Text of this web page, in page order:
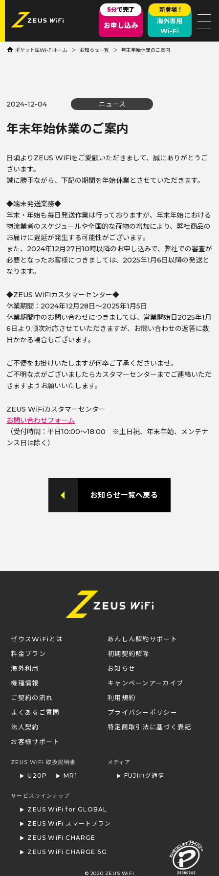
5分で完了
お申し込み
新登場！
海外専用
Wi-Fi
ポケット型Wi-Fiホーム お知らせ一覧 年末年始休業のご案内
2024-12-04 ニュース
年末年始休業のご案内
日頃よりZEUS WiFiをご愛顧いただきまして、誠にありがとうご
ざいます。
誠に勝手ながら、下記の期間を年始休業とさせていただきます。
◆端末発送業務◆
年末・年始も毎日発送作業は行っておりますが、年末年始における
物流業者のスケジュールや全国的な荷物の増加により、弊社商品の
お届けに遅延が発生する可能性がございます。
また、2024年12月27日10時以降のお申し込みで、弊社での審査が
必要となったお客様につきましては、2025年1月6日以降の発送と
なります。
◆ZEUS WiFiカスタマーセンター◆
休業期間：2024年12月28日～2025年1月5日
休業期間中のお問い合わせにつきましては、営業開始日2025年1月
6日より順次対応させていただきますが、お問い合わせの返答に数
日かかる場合もございます。
ご不便をお掛けいたしますが何卒ご了承くださいませ。
ご不明な点がございましたらカスタマーセンターまでご連絡いただ
きますようお願いいたします。
ZEUS WiFiカスタマーセンター
お問い合わせフォーム
（受付時間：平日10:00～18:00 ※土日祝、年末年始、メンテナ
ンス日は除く）
お知らせ一覧へ戻る
ゼウスWiFiとは
料金プラン
海外利用
機種情報
ご契約の流れ
よくあるご質問
法人契約
お客様サポート
あんしん解約サポート
初期契約解除
お知らせ
キャンペーンアーカイブ
利用規約
プライバシーポリシー
特定商取引法に基づく表記
ZEUS WiFi 取扱説明書
U20P MR1
メディア
FUJIログ通信
サービスラインナップ
ZEUS WiFi for GLOBAL
ZEUS WiFi スマートプラン
ZEUS WiFi CHARGE
ZEUS WiFi CHARGE 5G
© 2020 ZEUS WiFi